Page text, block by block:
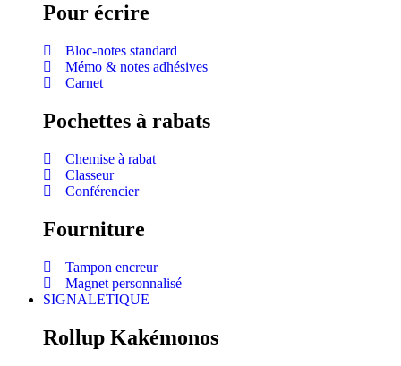
Pour écrire
Bloc-notes standard
Mémo & notes adhésives
Carnet
Pochettes à rabats
Chemise à rabat
Classeur
Conférencier
Fourniture
Tampon encreur
Magnet personnalisé
SIGNALETIQUE
Rollup Kakémonos